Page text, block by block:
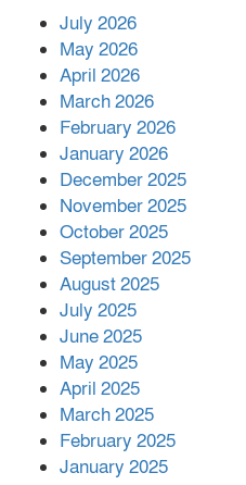
পর ফোন
July 2026
May 2026
April 2026
March 2026
February 2026
January 2026
December 2025
November 2025
October 2025
September 2025
August 2025
July 2025
June 2025
May 2025
April 2025
March 2025
February 2025
January 2025